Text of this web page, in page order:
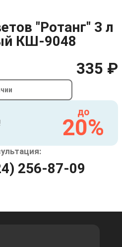
"Ротанг" 3 л
КШ-9048
335 ₽
до
20%
256-87-09